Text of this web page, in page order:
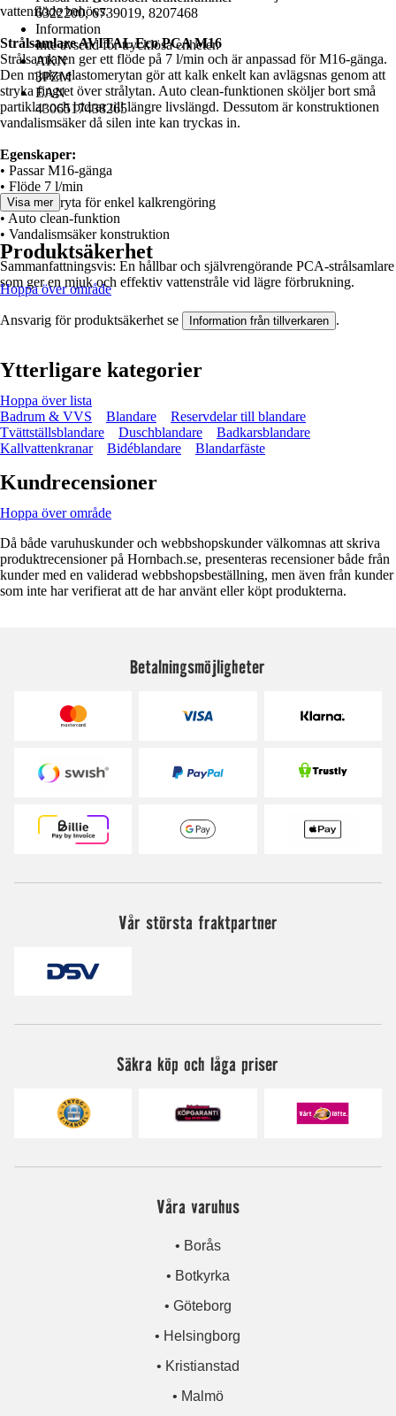
6322200, 6739019, 8207468
Information
Inte avsedd för trycklösa enheter.
AKN
3PZM
EAN
4306517438265
vattenflöde behövs.
Strålsamlare AVITAL Eco PCA M16
Strålsamlaren ger ett flöde på 7 l/min och är anpassad för M16‑gänga.
Den mjuka elastomerytan gör att kalk enkelt kan avlägsnas genom att
stryka fingret över strålytan. Auto clean‑funktionen sköljer bort små
partiklar och bidrar till längre livslängd. Dessutom är konstruktionen
vandalism­säker då silen inte kan tryckas in.
Egenskaper:
• Passar M16‑gänga
• Flöde 7 l/min
• Elastomeryta för enkel kalkrengöring
• Auto clean‑funktion
• Vandalism­säker konstruktion
Sammanfattningsvis: En hållbar och självrengörande PCA‑strålsamlare
som ger en mjuk och effektiv vattenstråle vid lägre förbrukning.
Visa mer
Produktsäkerhet
Hoppa över område
Ansvarig för produktsäkerhet se Information från tillverkaren .
Ytterligare kategorier
Hoppa över lista
Badrum & VVS
Blandare
Reservdelar till blandare
Tvättställsblandare
Duschblandare
Badkarsblandare
Kallvattenkranar
Bidéblandare Blandarfäste
Kundrecensioner
Hoppa över område
Då både varuhuskunder och webbshopskunder välkomnas att skriva
produktrecensioner på Hornbach.se, presenteras recensioner både från
kunder med en validerad webbshopsbeställning, men även från kunder
som inte har verifierat att de har använt eller köpt produkterna.
Betalningsmöjligheter
Vår största fraktpartner
Säkra köp och låga priser
Våra varuhus
• Borås
• Botkyrka
• Göteborg
• Helsingborg
• Kristianstad
• Malmö